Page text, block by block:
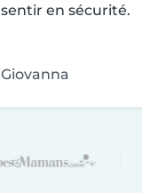
sentir en sécurité.
Giovanna